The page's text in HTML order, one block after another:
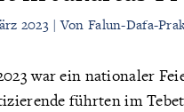
2023 | Von Falun-Dafa-
war ein nationaler
führten im